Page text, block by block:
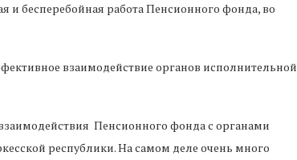
и бесперебойная работа Пенсионного фонда, во
взаимодействие органов исполнительной
Пенсионного фонда с органами
республики. На самом деле очень много